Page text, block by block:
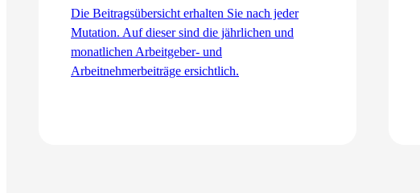
Die Beitragsübersicht erhalten Sie nach jeder
Mutation. Auf dieser sind die jährlichen und
monatlichen Arbeitgeber- und
Arbeitnehmerbeiträge ersichtlich.